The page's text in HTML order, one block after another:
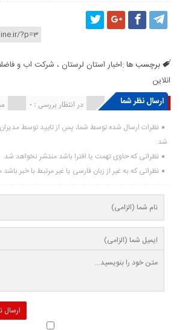
برچسب ها :اخبار استان لرستان ، شرکت اب و
انلاین
ارسال نظر شما
در انتظار بررسی : 0 انتشار یافته : ۰
نظرات ارسال شده توسط شما، پس از تایید توسط
شد.
نظراتی که حاوی تهمت یا افترا باشد منتشر نخواهد شد.
نظراتی که به غیر از زبان فارسی یا غیر مرتبط با خبر
ارسال